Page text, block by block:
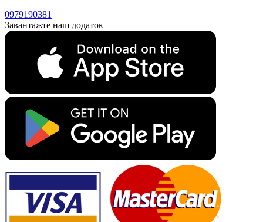
0979190381
Завантажте наш додаток